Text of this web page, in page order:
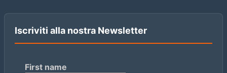
Iscriviti alla nostra Newsletter
First name